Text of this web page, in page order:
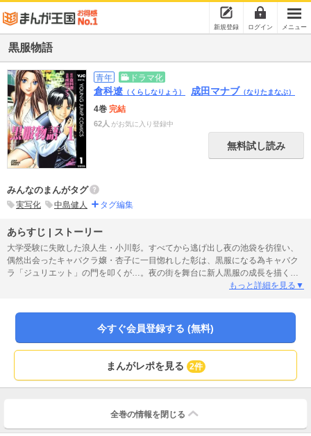
新規登録 ログイン メニュー
黒服物語
青年 ドラマ化
倉科遼 （くらしなりょう） 成田マナブ （なりたまなぶ）
4巻 完結
62人 がお気に入り登録中
無料試し読み
みんなのまんがタグ
実写化 中島健人 タグ編集
あらすじ | ストーリー
大学受験に失敗した浪人生・小川彰。すべてから逃げ出し夜の池袋を彷徨い、
偶然出会ったキャバクラ嬢・杏子に一目惚れした彰は、黒服になる為キャバク
ラ「ジュリエット」の門を叩くが…。夜の街を舞台に新人黒服の成長を描く、
もっと詳細を見る▼
今すぐ会員登録する (無料)
まんがレポを見る 2件
全巻の情報を 閉じる